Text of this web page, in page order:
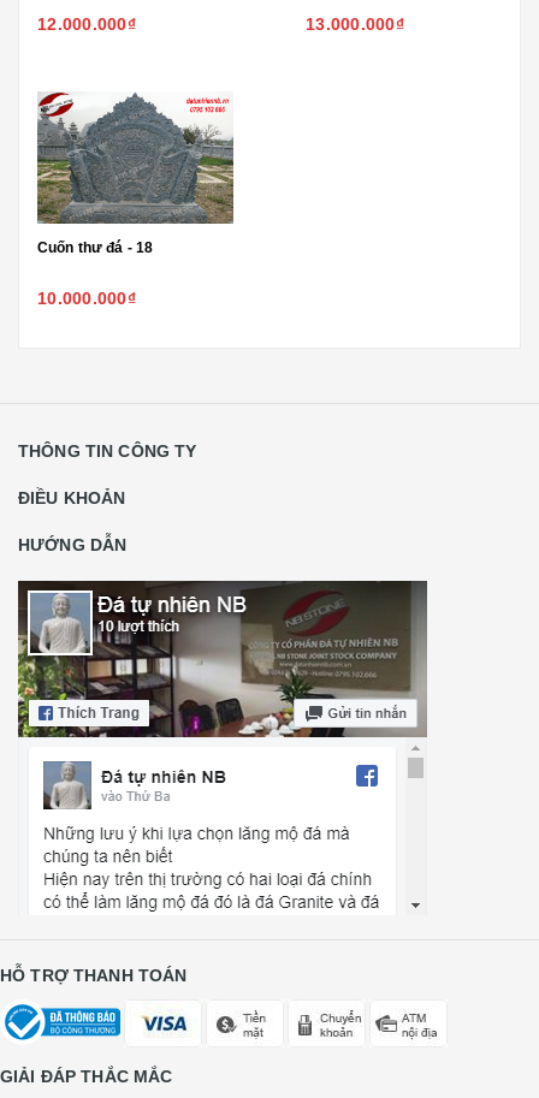
12.000.000₫ 13.000.000₫
Cuốn thư đá - 18
10.000.000₫
THÔNG TIN CÔNG TY
ĐIỀU KHOẢN
HƯỚNG DẪN
HỖ TRỢ THANH TOÁN
GIẢI ĐÁP THẮC MẮC